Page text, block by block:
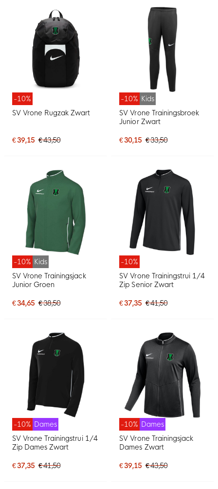
-10%
SV Vrone Rugzak Zwart
€ 39,15 € 43,50
-10% Kids
SV Vrone Trainingsbroek
Junior Zwart
€ 30,15 € 33,50
-10% Kids
SV Vrone Trainingsjack
Junior Groen
€ 34,65 € 38,50
-10%
SV Vrone Trainingstrui 1/4
Zip Senior Zwart
€ 37,35 € 41,50
-10% Dames
SV Vrone Trainingstrui 1/4
Zip Dames Zwart
€ 37,35 € 41,50
-10% Dames
SV Vrone Trainingsjack
Dames Zwart
€ 39,15 € 43,50